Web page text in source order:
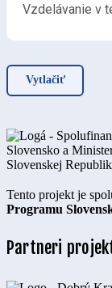
Vzdelávanie v
Vytlačiť
Tento projekt je
Programu
Partneri